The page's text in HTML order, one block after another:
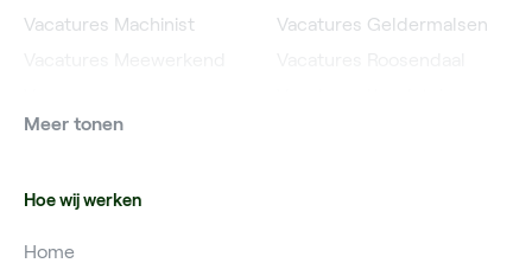
Vacatures Machinist
Vacatures Grondwerker
Vacatures Geldermalsen
Meer tonen
Hoe wij werken
Home